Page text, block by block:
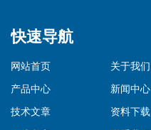
快速导航
网站首页
关于我们
产品中心
新闻中心
技术文章
资料下载